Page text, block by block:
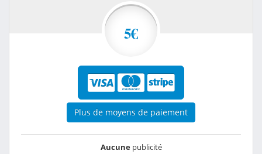
5€
Plus de moyens de paiement
Aucunepublicité